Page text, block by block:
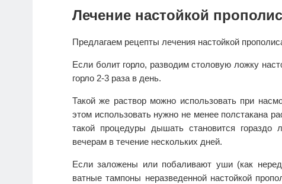
Лечение настойкой
Предлагаем рецепты лечения настойкой
Если болит горло, разводим столовую ложку
горло 2-3 раза в день.
Такой же раствор можно использовать при
этом использовать нужно не менее полстакана
такой процедуры дышать становится
вечерам в течение нескольких дней.
Если заложены или побаливают уши (как
ватные тампоны неразведенной настойкой